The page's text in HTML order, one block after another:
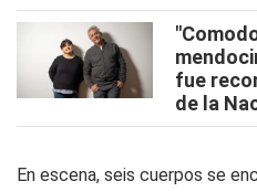
fue
de la
En escena, seis cuerpos se